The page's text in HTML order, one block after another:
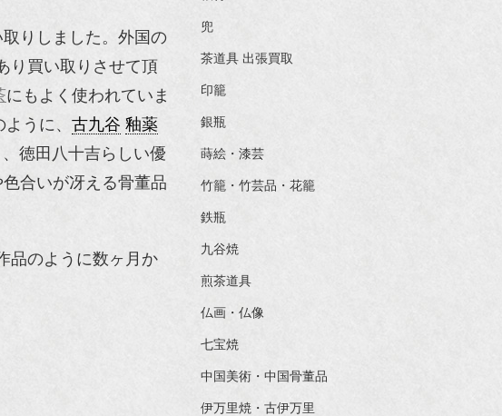
取りしました。外国の
り買い取りさせて頂
にもよく使われていま
うに、 古九谷 釉薬
徳田八十吉らしい優
合いが冴える骨董品
品のように数ヶ月か
兜
茶道具 出張買取
印籠
銀瓶
蒔絵・漆芸
竹籠・竹芸品・花籠
鉄瓶
九谷焼
煎茶道具
仏画・仏像
七宝焼
中国美術・中国骨董品
伊万里焼・古伊万里